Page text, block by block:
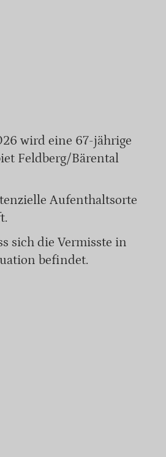
wird eine 67-jährige
Feldberg/Bärental
Aufenthaltsorte
sich die Vermisste in
befindet.